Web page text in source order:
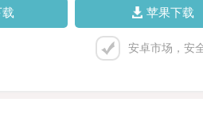
苹果下载
安卓市场，安